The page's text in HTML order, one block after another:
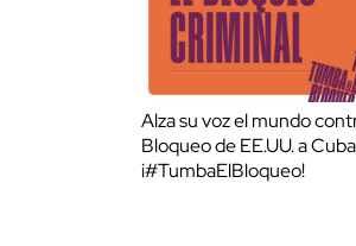
Alza su voz el mundo
Bloqueo de EE.UU. a
¡#TumbaElBloqueo!